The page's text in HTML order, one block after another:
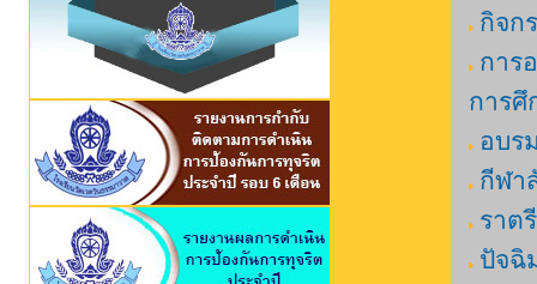
กิจก
การ
การศึ
อบร
กีฬา
ราต
ปัจฉิ